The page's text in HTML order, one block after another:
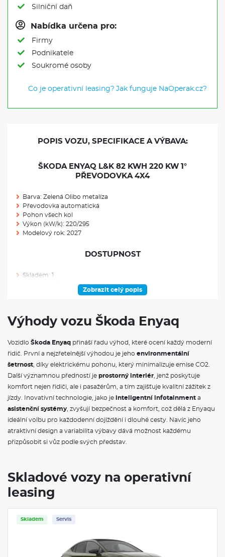
Silniční daň
Nabídka určena pro:
Firmy
Podnikatele
Soukromé osoby
Co je operativní leasing? Jak funguje NaOperak.cz?
POPIS VOZU, SPECIFIKACE A VÝBAVA:
ŠKODA ENYAQ L&K 82 KWH 220 KW 1°
PŘEVODOVKA 4X4
Barva: Zelená Olibo metalíza
Převodovka automatická
Pohon všech kol
Výkon (kW/k): 220/295
Modelový rok: 2027
DOSTUPNOST
Skladem: 1
Přenosná nabíječka iV
Škoda Předplacený servis Standard na 5 let, do 150 000 km
VÝBAVA VE VÝBAVA STUPNI
Třízónová klimatizace Climatronic
Rozpoznávání dopravních značek
Textilní koberce vpředu a vzadu
Roletový kryt zavazadlového prostoru
Vnitřní zpětné zrcátko s automatickým stmíváním
Sluneční clony s osvětleným kosmetickým zrcátkem na
Dělicí síť do zavazadlového prostoru
Variabilní podlaha zavazadlového prostoru + druhý cargo
element
Vyhříváné čelní sklo
Síťový program s taškou na nabíjecí kabely
Osvětlení prostoru pro nohy vpředu a vzadu
Zobrazit celý popis
Výhody vozu Škoda Enyaq
Vozidlo Škoda Enyaq přináší řadu výhod, které ocení každý moderní
řidič. První a nejzřetelnější výhodou je jeho environmentální
šetrnost , díky elektrickému pohonu, který minimalizuje emise CO2.
Další významnou předností je prostorný interiér , jenž poskytuje
komfort nejen řidiči, ale i pasažérům, a tím zajišťuje kvalitní zážitek z
jízdy. Inovativní technologie, jako je inteligentní infotainment a
asistenční systémy , zvyšují bezpečnost a komfort, což dělá z Enyaqu
ideální volbu pro každodenní dojíždění i dlouhé cesty. Navíc jeho
atraktivní design a variabilita výbavy dává možnost každému
přizpůsobit si vůz podle svých představ.
Skladové vozy na operativní
leasing
Skladem Servis